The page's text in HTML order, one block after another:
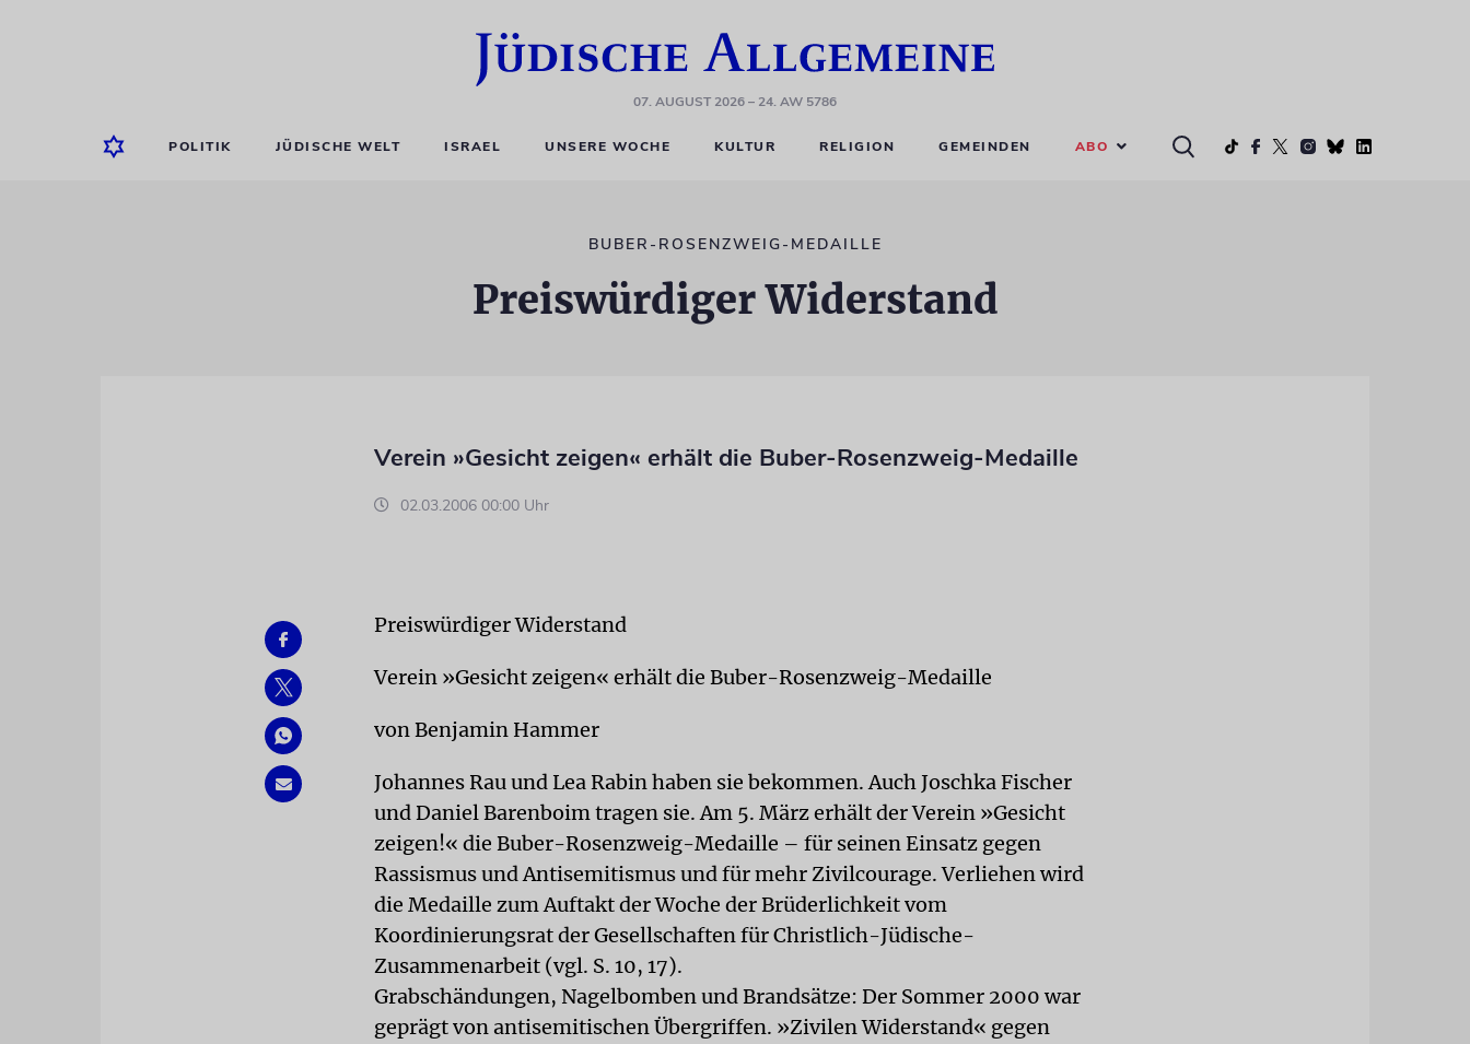
07. AUGUST 2026– 24. AW 5786
POLITIK JÜDISCHE WELT ISRAEL UNSERE WOCHE KULTUR RELIGION GEMEINDEN ABO
BUBER-ROSENZWEIG-MEDAILLE
Preiswürdiger Widerstand
Verein »Gesicht zeigen« erhält die Buber-Rosenzweig-Medaille
02.03.2006 00:00 Uhr
Preiswürdiger Widerstand
Verein »Gesicht zeigen« erhält die Buber-Rosenzweig-Medaille
von Benjamin Hammer
Johannes Rau und Lea Rabin haben sie bekommen. Auch Joschka Fischer
und Daniel Barenboim tragen sie. Am 5. März erhält der Verein »Gesicht
zeigen!« die Buber-Rosenzweig-Medaille – für seinen Einsatz gegen
Rassismus und Antisemitismus und für mehr Zivilcourage. Verliehen wird
die Medaille zum Auftakt der Woche der Brüderlichkeit vom
Koordinierungsrat der Gesellschaften für Christlich-Jüdische-
Zusammenarbeit (vgl. S. 10, 17).
Grabschändungen, Nagelbomben und Brandsätze: Der Sommer 2000 war
geprägt von antisemitischen Übergriffen. »Zivilen Widerstand« gegen